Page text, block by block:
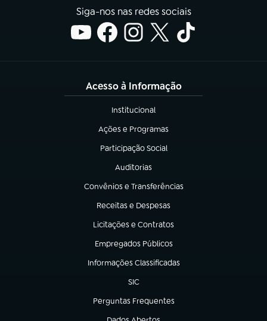
Siga-nos nas redes sociais
Acesso à Informação
Institucional
(abre em nova aba)
Ações e Programas
(abre em nova aba)
Participação Social
(abre em nova aba)
Auditorias
(abre em nova aba)
Convênios e Transferências
(abre em nova aba)
Receitas e Despesas
(abre em nova aba)
Licitações e Contratos
(abre em nova aba)
Empregados Públicos
(abre em nova aba)
Informações Classificadas
(abre em nova aba)
SIC
(abre em nova aba)
Perguntas Frequentes
(abre em nova aba)